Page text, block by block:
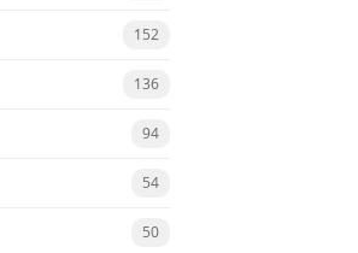
152
136
94
54
50